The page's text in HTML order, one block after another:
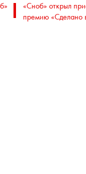
«Сноб» открыл
премию «Сделано